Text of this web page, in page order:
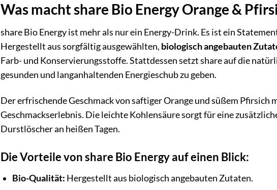
Was macht share Bio Energy Orange &
share Bio Energy ist mehr als nur ein Energy-Drink. Es ist ein
Hergestellt aus sorgfältig ausgewählten, biologisch angebauten
Farb- und Konservierungsstoffe. Stattdessen setzt share auf die
gesunden und langanhaltenden Energieschub zu geben.
Der erfrischende Geschmack von saftiger Orange und süßem Pfirsich
Geschmackserlebnis. Die leichte Kohlensäure sorgt für eine
Durstlöscher an heißen Tagen.
Die Vorteile von share Bio Energy auf einen Blick:
Bio-Qualität: Hergestellt aus biologisch angebauten Zutaten.